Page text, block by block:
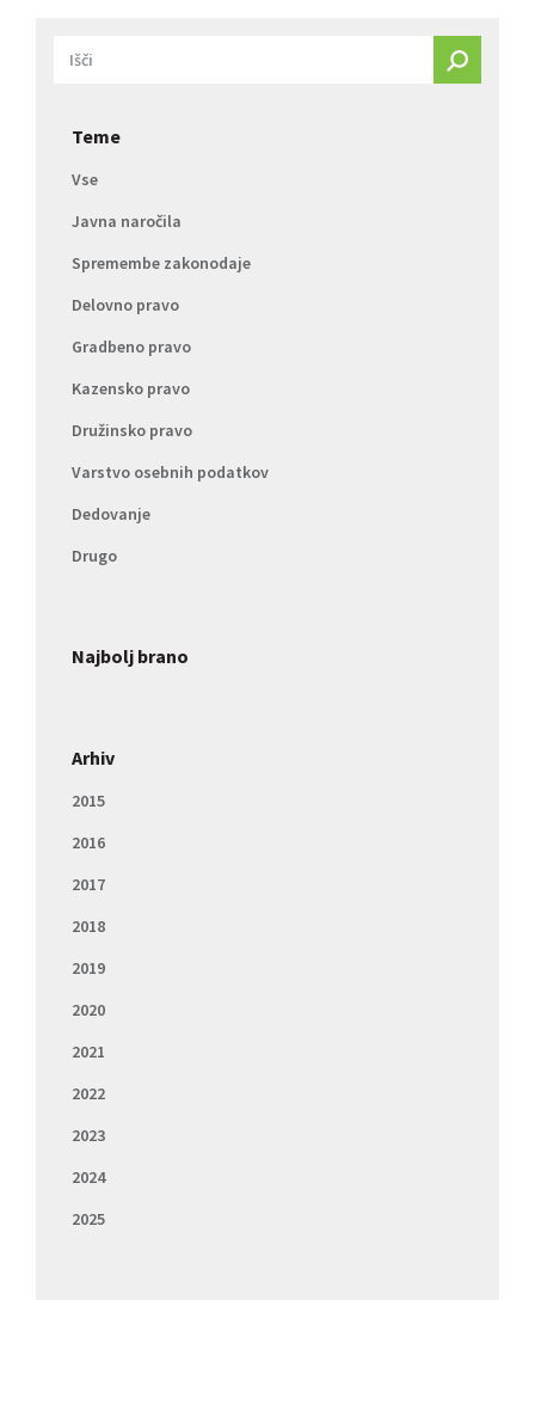
Teme
Vse
Javna naročila
Spremembe zakonodaje
Delovno pravo
Gradbeno pravo
Kazensko pravo
Družinsko pravo
Varstvo osebnih podatkov
Dedovanje
Drugo
Najbolj brano
Arhiv
2015
2016
2017
2018
2019
2020
2021
2022
2023
2024
2025